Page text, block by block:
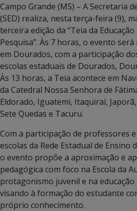
Campo Grande (MS) – A Secretaria
(SED) realiza, nesta terça-feira (9),
terceira edição da “Teia da
Pesquisa”. Às 7 horas, o evento
em Dourados, com a participação
escolas estaduais de Dourados,
Às 13 horas, a Teia acontece em
da Catedral Nossa Senhora de
Eldorado, Iguatemi, Itaquiraí,
Sete Quedas e Tacuru.
Com a participação de professores
escolas da Rede Estadual de Ensino
o evento propõe a aproximação e
pedagógica com foco na Escola da
protagonismo juvenil e na
visando à formação do estudante
próprio conhecimento.